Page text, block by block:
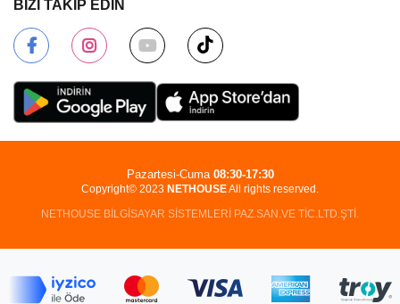
BİZİ TAKİP EDİN
Copyright© 2023 NETHOUSEAll rights reserved.
NETHOUSE BİLGİSAYAR SİSTEMLERİ PAZ.SAN.VE TİC.LTD.ŞTİ.
Pazartesi-Cuma 08:30-17:30